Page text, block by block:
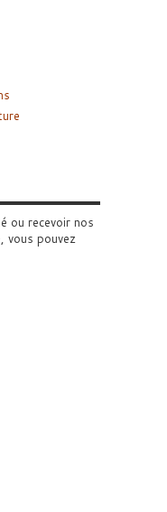
ou recevoir nos
vous pouvez